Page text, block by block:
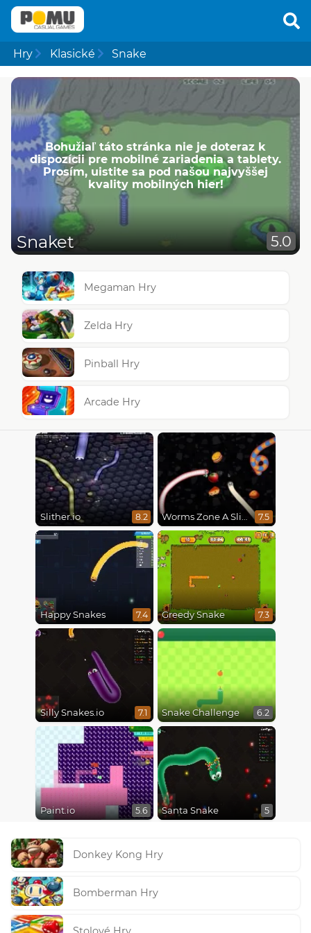
Hry Klasické Snake
Bohužiaľ táto stránka nie je doteraz k
dispozícii pre mobilné zariadenia a tablety.
Prosím, uistite sa pod našou najvyššej
kvality mobilných hier!
Snaket 5.0
Megaman Hry
Zelda Hry
Pinball Hry
Arcade Hry
Slither.io 8.2 Worms Zone A Slithery Snake 7.5
Happy Snakes 7.4 Greedy Snake 7.3
Silly Snakes.io 7.1 Snake Challenge 6.2
Paint.io 5.6 Santa Snake 5
Donkey Kong Hry
Bomberman Hry